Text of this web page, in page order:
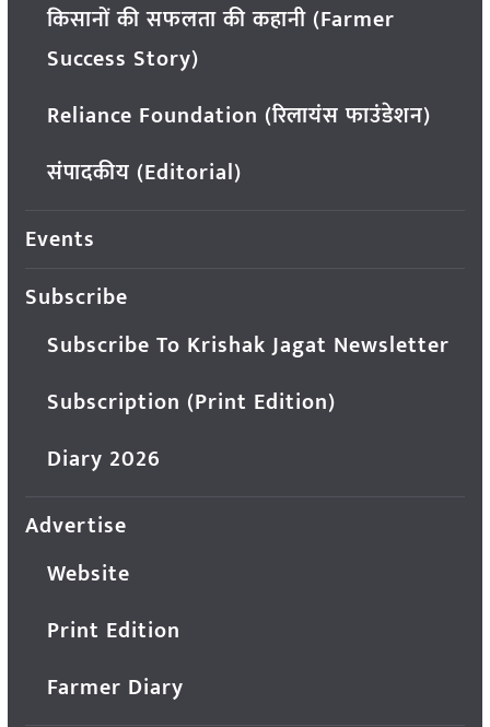
किसानों की सफलता की कहानी (Farmer
Success Story)
Reliance Foundation (रिलायंस फाउंडेशन)
संपादकीय (Editorial)
Events
Subscribe
Subscribe To Krishak Jagat Newsletter
Subscription (Print Edition)
Diary 2026
Advertise
Website
Print Edition
Farmer Diary